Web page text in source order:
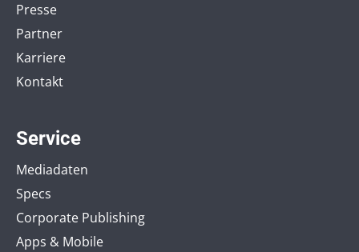
Presse
Partner
Karriere
Kontakt
Service
Mediadaten
Specs
Corporate Publishing
Apps & Mobile